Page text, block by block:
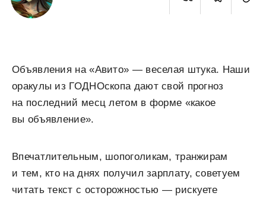
Объявления на «Авито» — веселая штука. Наши
оракулы из ГОДНОскопа дают свой прогноз
на последний месц летом в форме «какое
вы объявление».
Впечатлительным, шопоголикам, транжирам
и тем, кто на днях получил зарплату, советуем
читать текст с осторожностью — рискуете